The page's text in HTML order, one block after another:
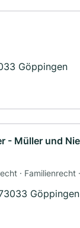
Göppingen
- Müller und
· Familienrecht
Göppingen